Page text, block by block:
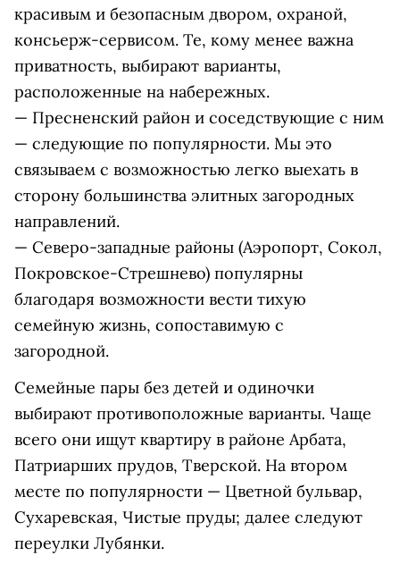
красивым и безопасным двором, охраной,
консьерж-сервисом. Те, кому менее важна
приватность, выбирают варианты,
расположенные на набережных.
— Пресненский район и соседствующие с ним
— следующие по популярности. Мы это
связываем с возможностью легко выехать в
сторону большинства элитных загородных
направлений.
— Северо-западные районы (Аэропорт, Сокол,
Покровское-Стрешнево) популярны
благодаря возможности вести тихую
семейную жизнь, сопоставимую с
загородной.
Семейные пары без детей и одиночки
выбирают противоположные варианты. Чаще
всего они ищут квартиру в районе Арбата,
Патриарших прудов, Тверской. На втором
месте по популярности — Цветной бульвар,
Сухаревская, Чистые пруды; далее следуют
переулки Лубянки.